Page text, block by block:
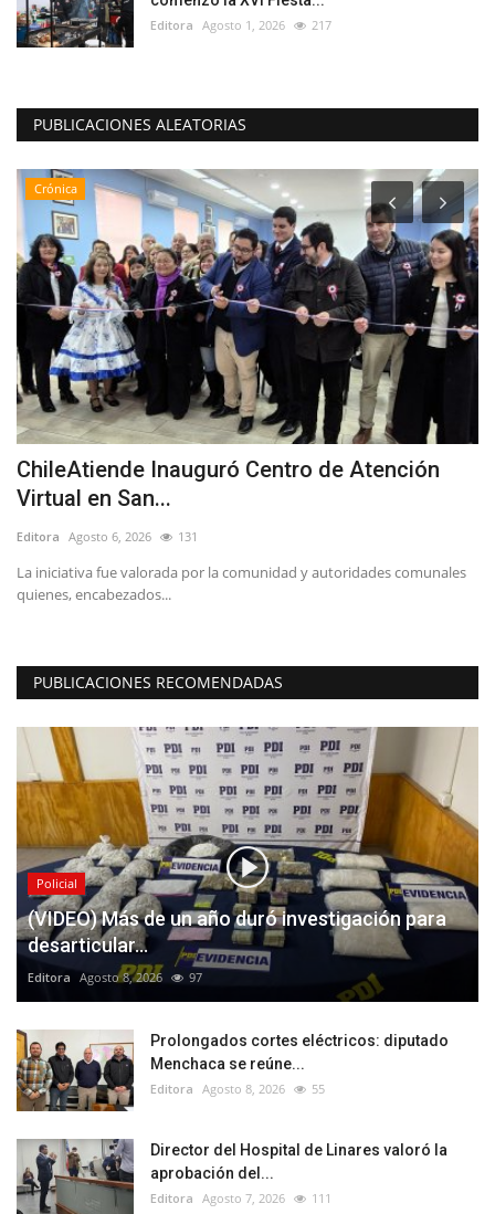
Editora Agosto 1, 2026 217
PUBLICACIONES ALEATORIAS
Crónica
ChileAtiende Inauguró Centro de Atención
Virtual en San...
Editora Agosto 6, 2026 131
La iniciativa fue valorada por la comunidad y autoridades comunales
quienes, encabezados...
PUBLICACIONES RECOMENDADAS
Policial
(VIDEO) Más de un año duró investigación para
desarticular...
Editora Agosto 8, 2026 97
Prolongados cortes eléctricos: diputado
Menchaca se reúne...
Editora Agosto 8, 2026 55
Director del Hospital de Linares valoró la
aprobación del...
Editora Agosto 7, 2026 111